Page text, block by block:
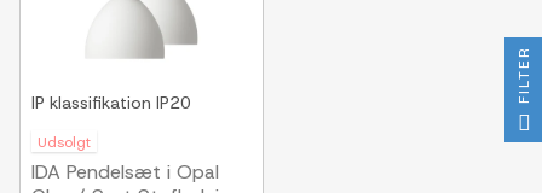
Udsolgt
IP klassifikation IP20
IDA Pendelsæt i Opal
FILTER